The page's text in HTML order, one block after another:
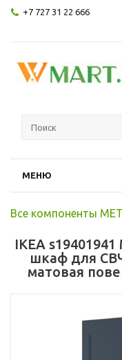
+7 727 31 22 666
МЕНЮ
Все компоненты
IKEA
шкаф для
матовая